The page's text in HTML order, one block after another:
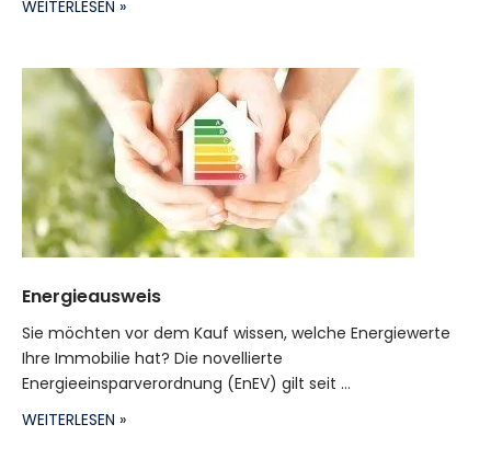
WEITERLESEN »
Energieausweis
Sie möchten vor dem Kauf wissen, welche Energiewerte
Ihre Immobilie hat? Die novellierte
Energieeinsparverordnung (EnEV) gilt seit ...
WEITERLESEN »